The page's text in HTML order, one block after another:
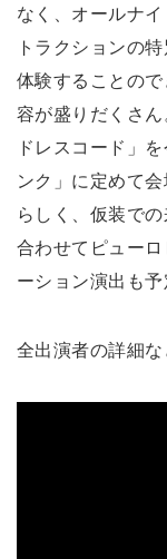
なく、オールナ
トラクションの
体験することの
容が盛りだくさ
ドレスコード」
ンク」に定めて
らしく、仮装で
合わせてピュー
ーション演出も予
全出演者の詳細な